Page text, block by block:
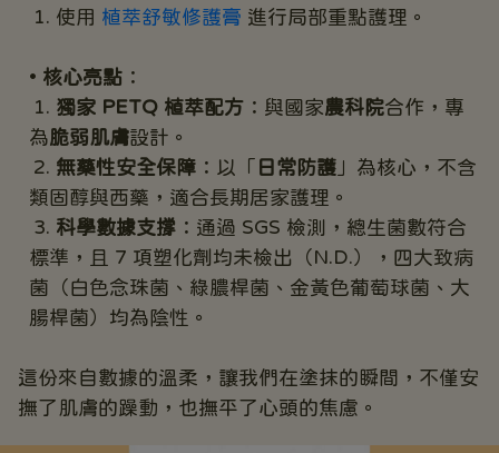
使用 植萃舒敏修護膏 進行局部重點護理。
核心亮點 ：
獨家 PETQ 植萃配方 ：與國家農科院合作，專
為脆弱肌膚設計。
無藥性安全保障 ：以「 日常防護 」為核心，不含
類固醇與西藥，適合長期居家護理。
科學數據支撐 ：通過 SGS 檢測，總生菌數符合
標準，且 7 項塑化劑均未檢出（N.D.），四大致病
菌（白色念珠菌、綠膿桿菌、金黃色葡萄球菌、大
腸桿菌）均為陰性。
這份來自數據的溫柔，讓我們在塗抹的瞬間，不僅安
撫了肌膚的躁動，也撫平了心頭的焦慮。